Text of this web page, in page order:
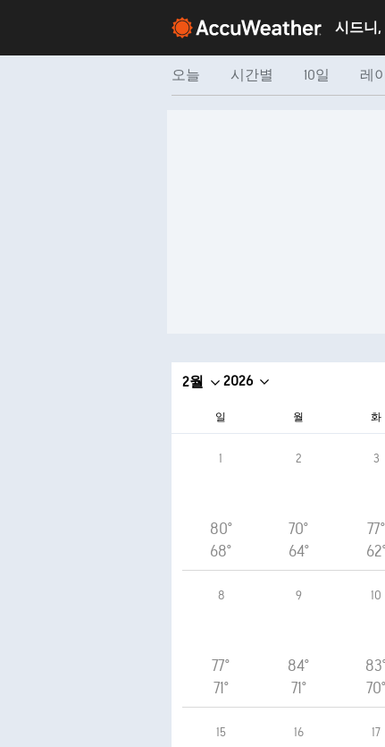
오늘 시간별 10일 레
2월 2026
일 월 화
1
80°
68°
2
70°
64°
3
77°
8
77°
71°
9
84°
71°
10
70°
15 16 17